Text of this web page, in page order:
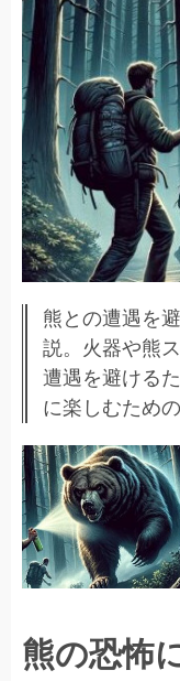
熊との遭遇を
説。火器や熊
遭遇を避ける
に楽しむため
熊の恐怖